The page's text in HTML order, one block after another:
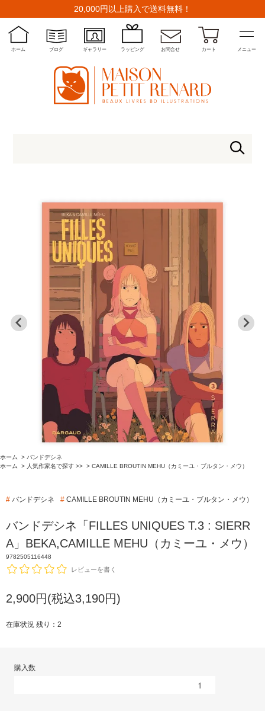
20,000円以上購入で送料無料！
ホーム ブログ ギャラリー ラッピング お問合せ カート メニュー
ホーム > バンドデシネ
ホーム
> 人気作家名で探す >> > CAMILLE BROUTIN MEHU（カミーユ・ブルタン・メウ）
# バンドデシネ # CAMILLE BROUTIN MEHU（カミーユ・ブルタン・メウ）
バンドデシネ「FILLES UNIQUES T.3 : SIERR
A」BEKA,CAMILLE MEHU（カミーユ・メウ）
9782505116448
レビューを書く
2,900円(税込3,190円)
在庫状況 残り：2
購入数